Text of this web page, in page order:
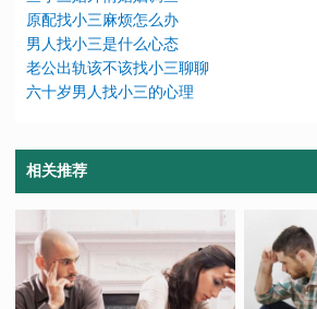
原配找小三麻烦怎么办
男人找小三是什么心态
老公出轨该不该找小三聊聊
六十岁男人找小三的心理
相关推荐